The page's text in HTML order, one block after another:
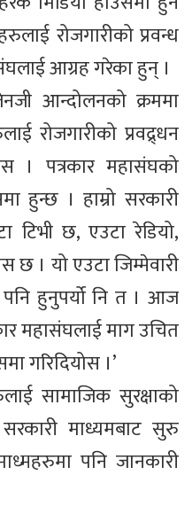
रोजगारीको प्रवन्ध
आग्रह गरेका हुन् ।
आन्दोलनको क्रममा
रोजगारीको प्रवद्र्धन
। पत्रकार महासंघको
हुन्छ । हाम्रो सरकारी
टिभी छ, एउटा रेडियो,
छ । यो एउटा जिम्मेवारी
हुनुपर्यो नि त । आज
महासंघलाई माग उचित
गरिदियोस ।’
सामाजिक सुरक्षाको
माध्यमबाट सुरु
पनि जानकारी